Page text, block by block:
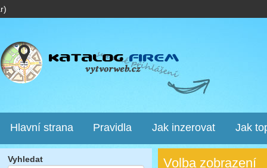
Hlavní strana Pravidla Jak inzerovat Jak
Vyhledat Volba zobrazení